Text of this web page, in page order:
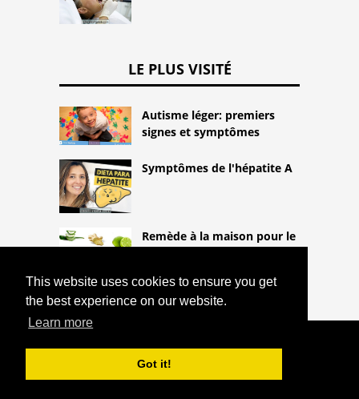
This website uses cookies to ensure you get
the best experience on our website.
Learn more
Got it!
LE PLUS VISITÉ
Autisme léger: premiers
signes et symptômes
Symptômes de l'hépatite A
Remède à la maison pour le
COPYRIGHT 2026
HTTPS://THELIGHTLIFEBLOG.COM